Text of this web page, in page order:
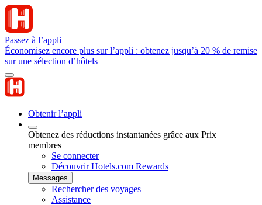
Passez à l’appli
Économisez encore plus sur l’appli : obtenez jusqu’à 20 % de remise
sur une sélection d’hôtels
Obtenir l’appli
Obtenez des réductions instantanées grâce aux Prix
membres
Se connecter
Découvrir Hotels.com Rewards
Messages
Rechercher des voyages
Assistance